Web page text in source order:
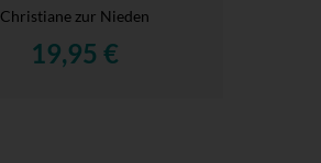
Christiane zur Nieden
19,95 €